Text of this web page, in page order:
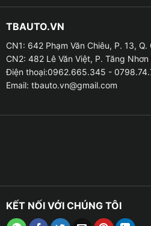
Tính năng bộ gập gương lên
➥ Hạ kính tự động bằng điều
✧ Khi thời tiết xấu, nếu đậu xe
không khí trong xe sẽ trở nên
➥ Chống kẹt cửa
TBAUTO.VN
CN1: 642 Phạm Văn Chiêu, P. 13, Q.
CN2: 482 Lê Văn Việt, P. Tăng
Điện thoại:0962.665.345 -
Email: tbauto.vn@gmail.com
KẾT NỐI VỚI CHÚNG TÔI